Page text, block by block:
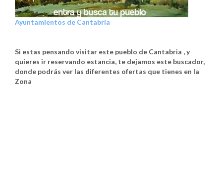
Ayuntamientos de Cantabria
Si estas pensando visitar este pueblo de Cantabria , y
quieres ir reservando estancia, te dejamos este buscador,
donde podrás ver las diferentes ofertas que tienes en la
Zona